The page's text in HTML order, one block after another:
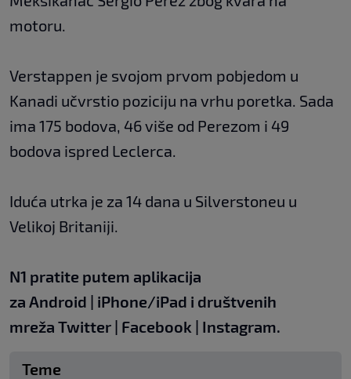
motoru.
Verstappen je svojom prvom pobjedom u
Kanadi učvrstio poziciju na vrhu poretka. Sada
ima 175 bodova, 46 više od Perezom i 49
bodova ispred Leclerca.
Iduća utrka je za 14 dana u Silverstoneu u
Velikoj Britaniji.
N1 pratite putem aplikacija
za Android | iPhone/iPad i društvenih
mreža Twitter | Facebook | Instagram.
Teme